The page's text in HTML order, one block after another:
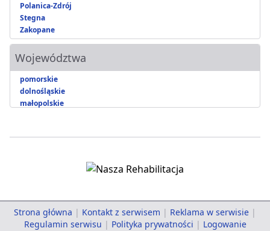
Polanica-Zdrój
Stegna
Zakopane
Województwa
pomorskie
dolnośląskie
małopolskie
Strona główna | Kontakt z serwisem | Reklama w serwisie |
Regulamin serwisu | Polityka prywatności | Logowanie